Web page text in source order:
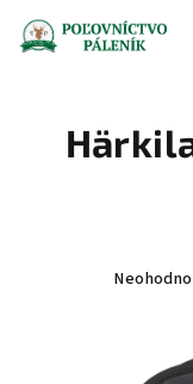
obsah
Priemerné